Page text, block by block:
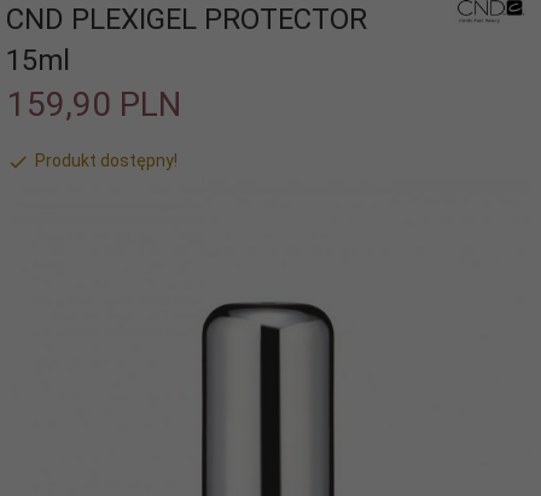
CND PLEXIGEL PROTECTOR
15ml
159,90 PLN
Produkt dostępny!